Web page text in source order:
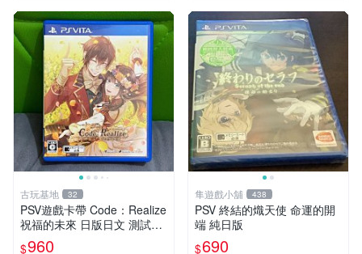
古玩基地 32
PSV遊戲卡帶 Code：Realize
祝福的未來 日版日文 測試正
常適合收藏 成色如圖 過去久
$960
隼遊戲小舖 438
PSV 終結的熾天使 命運的開
端 純日版
$690